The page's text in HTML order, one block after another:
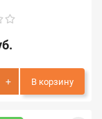
В корзину